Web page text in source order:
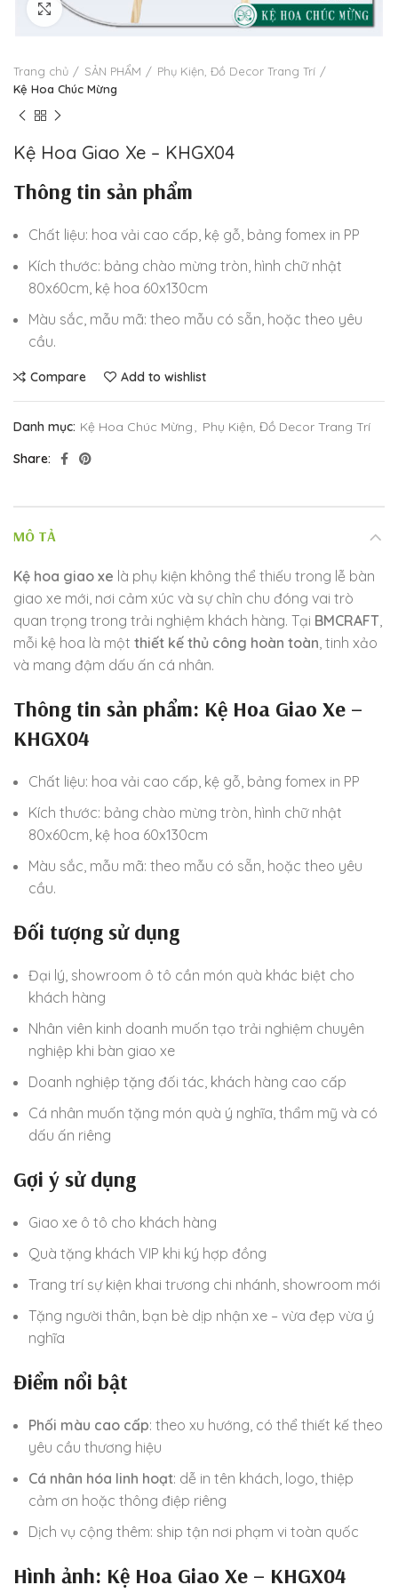
Click to enlarge
Trang chủ SẢN PHẨM
Phụ Kiện, Đồ Decor Trang Trí
Kệ Hoa Chúc Mừng
Kệ Hoa Giao Xe – KHGX04
Thông tin sản phẩm
Chất liệu: hoa vải cao cấp, kệ gỗ, bảng fomex in PP
Kích thước: bảng chào mừng tròn, hình chữ nhật
80x60cm, kệ hoa 60x130cm
Màu sắc, mẫu mã: theo mẫu có sẵn, hoặc theo yêu
cầu.
Compare Add to wishlist
Danh mục: Kệ Hoa Chúc Mừng, Phụ Kiện, Đồ Decor Trang Trí
Share
MÔ TẢ
Kệ hoa giao xe là phụ kiện không thể thiếu trong lễ bàn
giao xe mới, nơi cảm xúc và sự chỉn chu đóng vai trò
quan trọng trong trải nghiệm khách hàng. Tại BMCRAFT,
mỗi kệ hoa là một thiết kế thủ công hoàn toàn, tinh xảo
và mang đậm dấu ấn cá nhân.
Thông tin sản phẩm: Kệ Hoa Giao Xe –
KHGX04
Chất liệu: hoa vải cao cấp, kệ gỗ, bảng fomex in PP
Kích thước: bảng chào mừng tròn, hình chữ nhật
80x60cm, kệ hoa 60x130cm
Màu sắc, mẫu mã: theo mẫu có sẵn, hoặc theo yêu
cầu.
Đối tượng sử dụng
Đại lý, showroom ô tô cần món quà khác biệt cho
khách hàng
Nhân viên kinh doanh muốn tạo trải nghiệm chuyên
nghiệp khi bàn giao xe
Doanh nghiệp tặng đối tác, khách hàng cao cấp
Cá nhân muốn tặng món quà ý nghĩa, thẩm mỹ và có
dấu ấn riêng
Gợi ý sử dụng
Giao xe ô tô cho khách hàng
Quà tặng khách VIP khi ký hợp đồng
Trang trí sự kiện khai trương chi nhánh, showroom mới
Tặng người thân, bạn bè dịp nhận xe – vừa đẹp vừa ý
nghĩa
Điểm nổi bật
Phối màu cao cấp: theo xu hướng, có thể thiết kế theo
yêu cầu thương hiệu
Cá nhân hóa linh hoạt: dễ in tên khách, logo, thiệp
cảm ơn hoặc thông điệp riêng
Dịch vụ cộng thêm: ship tận nơi phạm vi toàn quốc
Hình ảnh: Kệ Hoa Giao Xe – KHGX04